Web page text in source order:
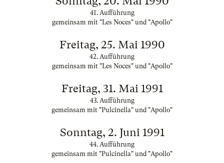
41. Aufführung
gemeinsam mit "Les Noces" und "Apollo"
Freitag, 25. Mai 1990
42. Aufführung
gemeinsam mit "Les Noces" und "Apollo"
Freitag, 31. Mai 1991
43. Aufführung
gemeinsam mit "Pulcinella" und "Apollo"
Sonntag, 2. Juni 1991
44. Aufführung
gemeinsam mit "Pulcinella" und "Apollo"